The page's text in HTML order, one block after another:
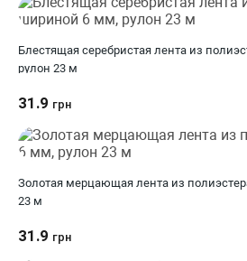
Блестящая серебристая лента из
рулон 23 м
31.9 грн
Золотая мерцающая лента из
23 м
31.9 грн